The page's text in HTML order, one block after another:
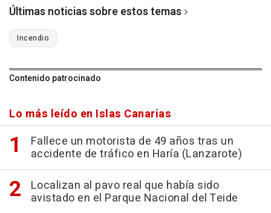
Últimas noticias sobre estos temas
Incendio
Contenido patrocinado
Lo más leído en Islas Canarias
Fallece un motorista de 49 años tras un
accidente de tráfico en Haría (Lanzarote)
Localizan al pavo real que había sido
avistado en el Parque Nacional del Teide